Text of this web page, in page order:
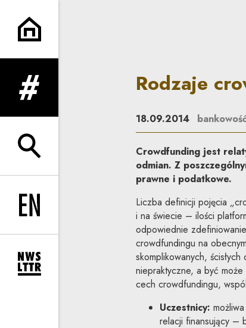
Rodzaje crowdfundingu |
rozwiń menu
rozwiń wyszukiwarkę
Change language to EN
rozwiń formularz zapisu na newsletter
Rodzaje
18.09.2014
Crowdfunding jest
odmian. Z
prawne i podatkowe.
Liczba definicji pojęcia
i na świecie – ilości
odpowiednie
crowdfundingu na
skomplikowanych,
niepraktyczne, a być
cech crowdfundingu,
Uczestnicy:
relacji finansujący –